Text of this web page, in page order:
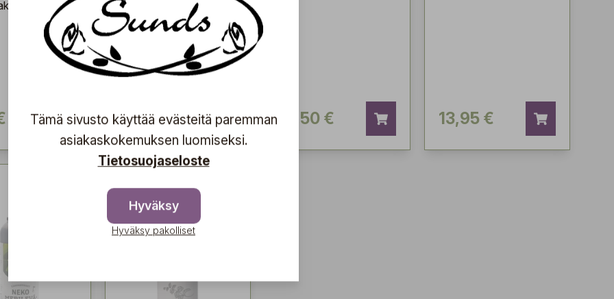
puhdistamiseen, jotta
ne voivat hengittää
kunnolla.Ekstra-
neitsytoliiviöljy, tislattu
vesi, kaliumhydroksidi ja
15,90 € 19,50 € 13,95 €
Tämä sivusto käyttää evästeitä paremman
asiakaskokemuksen luomiseksi.
Tietosuojaseloste
Hyväksy
Hyväksy pakolliset